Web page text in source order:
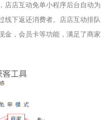
店店互动免单小程序后台自动为
线下返还消费者。店店互动排队
金，会员卡等功能，满足了商家